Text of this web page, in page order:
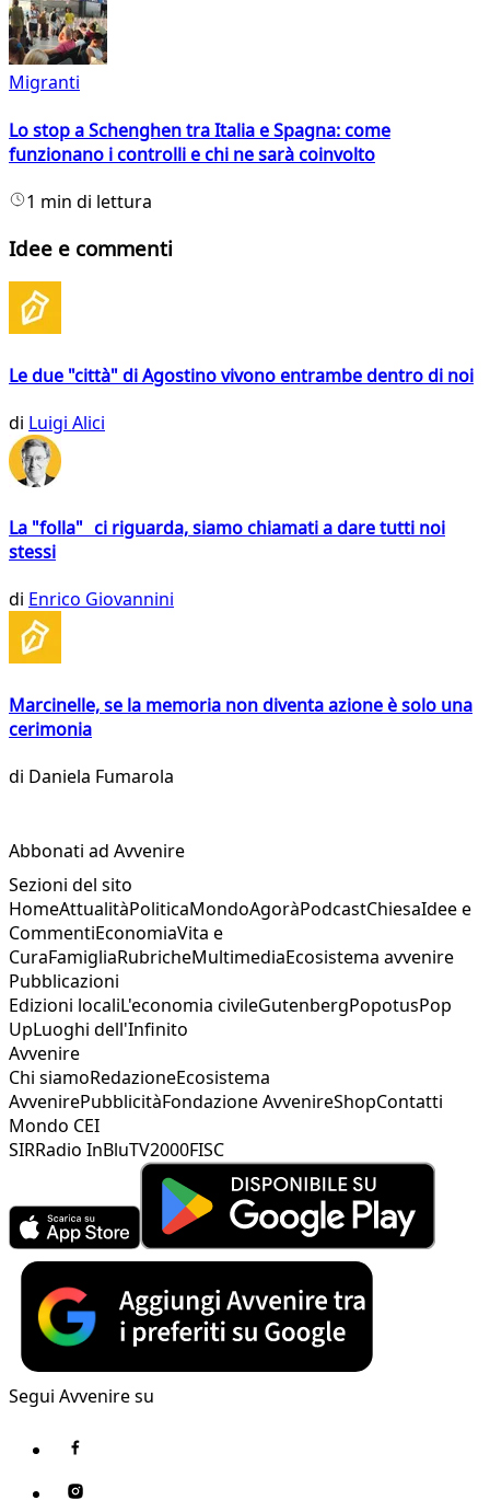
Migranti
Lo stop a Schenghen tra Italia e Spagna: come
funzionano i controlli e chi ne sarà coinvolto
1 min di lettura
Idee e commenti
Le due "città" di Agostino vivono entrambe dentro di noi
di Luigi Alici
La "folla" ci riguarda, siamo chiamati a dare tutti noi
stessi
di Enrico Giovannini
Marcinelle, se la memoria non diventa azione è solo una
cerimonia
di Daniela Fumarola
Abbonati ad Avvenire
Sezioni del sito
HomeAttualitàPoliticaMondoAgoràPodcastChiesaIdee e
CommentiEconomiaVita e
CuraFamigliaRubricheMultimediaEcosistema avvenire
Pubblicazioni
Edizioni localiL'economia civileGutenbergPopotusPop
UpLuoghi dell'Infinito
Avvenire
Chi siamoRedazioneEcosistema
AvvenirePubblicitàFondazione AvvenireShopContatti
Mondo CEI
SIRRadio InBluTV2000FISC
Segui Avvenire su